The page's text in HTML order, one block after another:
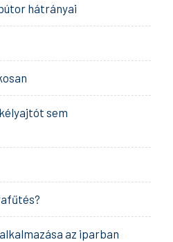
hátrányai
sem
az iparban